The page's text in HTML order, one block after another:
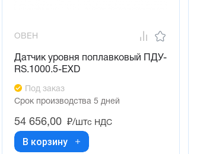
ОВЕН
Датчик уровня поплавковый ПДУ-
RS.1000.5-ЕХD
Под заказ
Срок производства 5 дней
54 656,00 ₽/штс НДС
В корзину